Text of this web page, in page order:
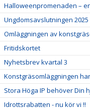
Halloweenpromenaden –
Ungdomsavslutningen 2025
Omläggningen av
Fritidskortet
Nyhetsbrev kvartal 3
Konstgräsomläggningen
Stora Höga IP behöver Din
Idrottsrabatten - nu kör vi !!